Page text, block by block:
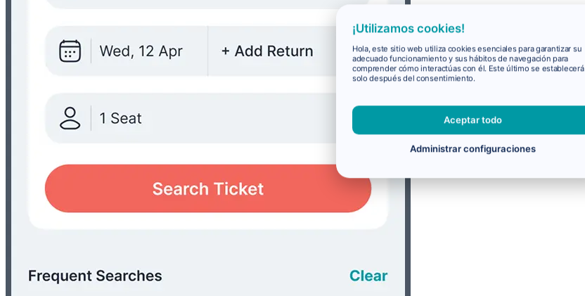
¡Utilizamos cookies!
Hola, este sitio web utiliza cookies esenciales para garantizar su
adecuado funcionamiento y sus hábitos de navegación para
comprender cómo interactúas con él. Este último se establecerá
solo después del consentimiento.
Aceptar todo
Administrar configuraciones